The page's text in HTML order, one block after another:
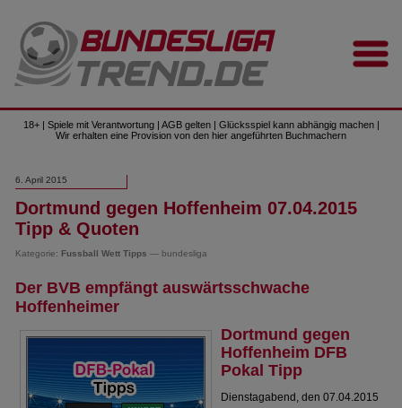
18+ | Spiele mit Verantwortung | AGB gelten | Glücksspiel kann abhängig machen |
Wir erhalten eine Provision von den hier angeführten Buchmachern
6. April 2015
Dortmund gegen Hoffenheim 07.04.2015
Tipp & Quoten
Kategorie: Fussball Wett Tipps — bundesliga
Der BVB empfängt auswärtsschwache
Hoffenheimer
Dortmund gegen
Hoffenheim DFB
Pokal Tipp
Dienstagabend, den 07.04.2015